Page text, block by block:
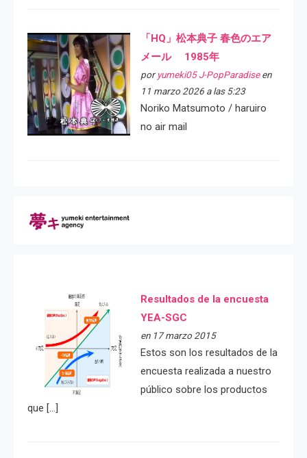
「HQ」松本典子 春色のエア
メール 1985年
por yumeki05 J-PopParadiseen
11 marzo 2026 a las 5:23
Noriko Matsumoto / haruiro
no air mail
Resultados de la encuesta
YEA-SGC
en 17 marzo 2015
Estos son los resultados de la
encuesta realizada a nuestro
público sobre los productos
que […]